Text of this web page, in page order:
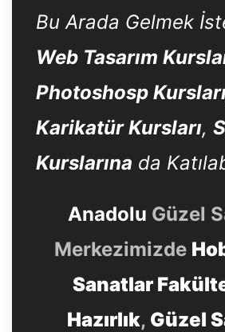
Bu Arada Gelmek
Web Tasarım
Photoshosp Kursları
Karikatür Kursları,
Kurslarına da
Anadolu Güzel
Merkezimizde
Sanatlar
Hazırlık, Güzel